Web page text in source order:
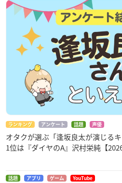
ランキング アンケート 話題 声優
オタクが選ぶ「逢坂良太が演じる
1位は『ダイヤのA』沢村栄純【2026
話題 アプリ ゲーム YouTube